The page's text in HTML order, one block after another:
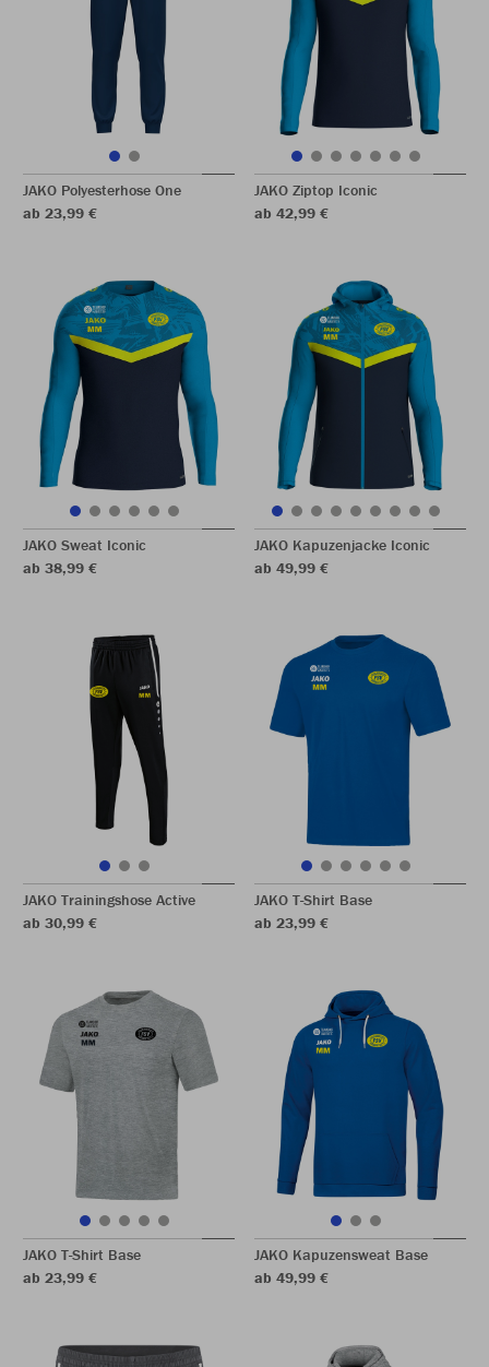
JAKO Polyesterhose One
ab 23,99 €
JAKO Ziptop Iconic
ab 42,99 €
JAKO Sweat Iconic
ab 38,99 €
JAKO Kapuzenjacke Iconic
ab 49,99 €
JAKO Trainingshose Active
ab 30,99 €
JAKO T-Shirt Base
ab 23,99 €
JAKO T-Shirt Base
ab 23,99 €
JAKO Kapuzensweat Base
ab 49,99 €